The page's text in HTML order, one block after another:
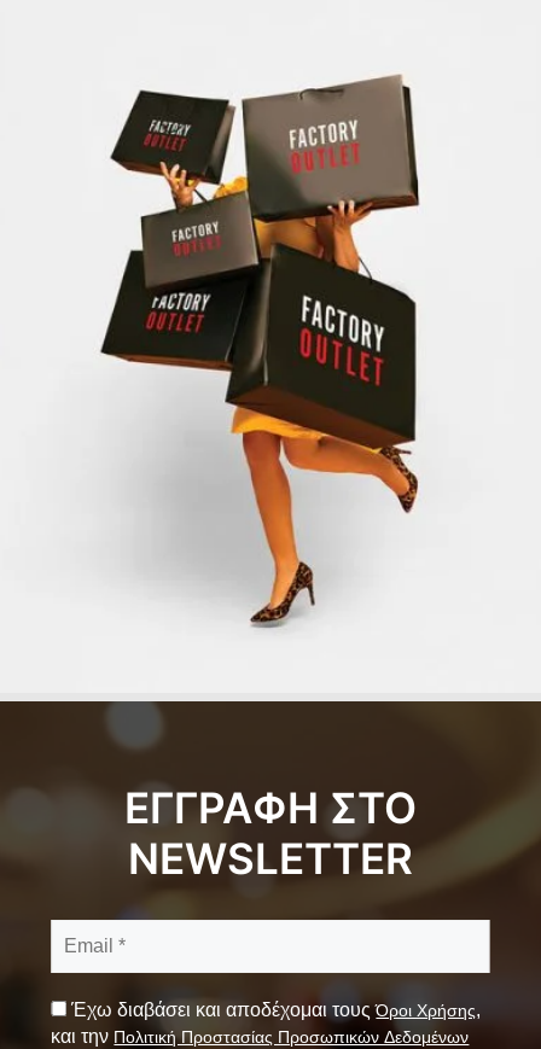
ΕΓΓΡΑΦΗ ΣΤΟ
NEWSLETTER
Έχω διαβάσει και αποδέχομαι τουςΌροι Χρήσης,
και την Πολιτική Προστασίας Προσωπικών Δεδομένων